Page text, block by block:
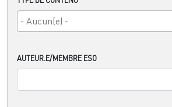
AUTEUR.E/MEMBRE ESO